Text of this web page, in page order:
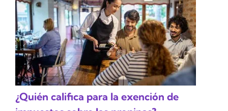
¿Quién califica para la exención de